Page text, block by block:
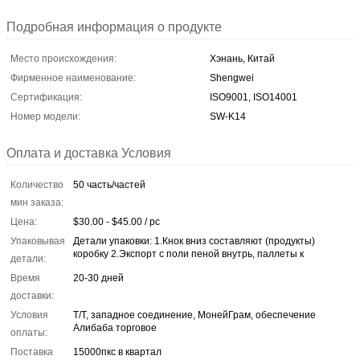
Подробная информация о продукте
Место происхождения:
Хэнань, Китай
Фирменное наименование:
Shengwei
Сертификация:
ISO9001, ISO14001
Номер модели:
SW-K14
Оплата и доставка Условия
Количество
мин заказа:
50 часть/частей
Цена:
$30.00 - $45.00 / pc
Упаковывая
детали:
Детали упаковки: 1.Кнок вниз составляют (продукты)
коробку 2.Экспорт с поли пеной внутрь, паллеты к
Время
доставки:
20-30 дней
Условия
оплаты:
Т/Т, западное соединение, МонейГрам, обеспечение
Алибаба торговое
Поставка 15000пкс в квартал